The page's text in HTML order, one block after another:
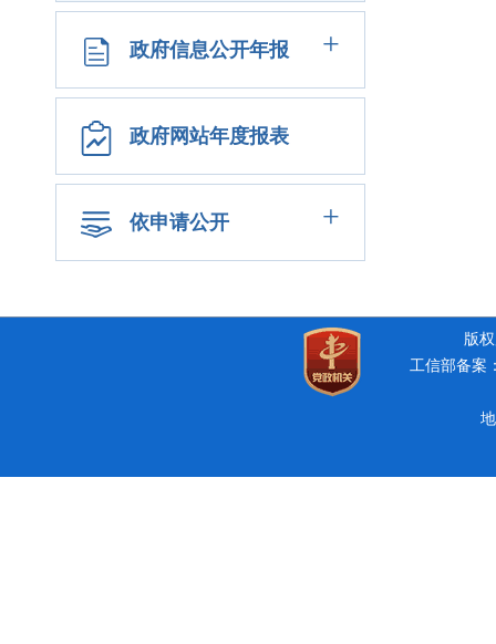
政府信息公开年报 +
政府网站年度报表
依申请公开 +
版
工信部备案